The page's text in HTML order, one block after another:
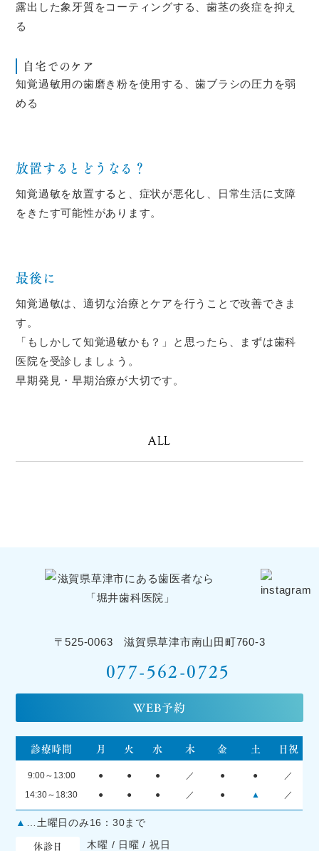
露出した象牙質をコーティングする、歯茎の炎症を抑え
る
自宅でのケア
知覚過敏用の歯磨き粉を使用する、歯ブラシの圧力を弱
める
放置するとどうなる？
知覚過敏を放置すると、症状が悪化し、日常生活に支障
をきたす可能性があります。
最後に
知覚過敏は、適切な治療とケアを行うことで改善できま
す。
「もしかして知覚過敏かも？」と思ったら、まずは歯科
医院を受診しましょう。
早期発見・早期治療が大切です。
ALL
〒525-0063 滋賀県草津市南山田町760-3
077-562-0725
WEB予約
診療時間 月 火 水 木 金 土 日祝
9:00～13:00 ● ● ● ／ ● ●
／
14:30～18:30
● ● ● ／ ● ▲ ／
▲ …土曜日のみ16：30まで
休診日 木曜 / 日曜 / 祝日